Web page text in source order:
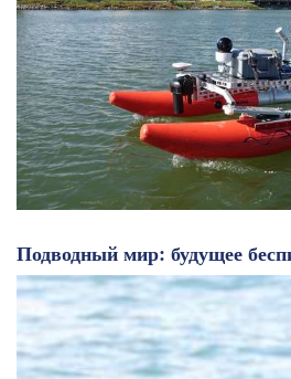
Подводный мир: будущее